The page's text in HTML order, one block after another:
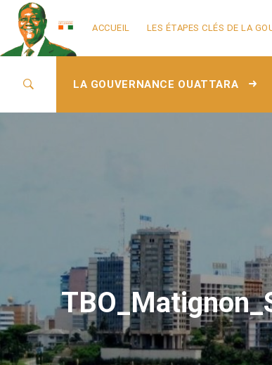
ACCUEIL LES ÉTAPES CLÉS DE LA
LA GOUVERNANCE OUATTARA